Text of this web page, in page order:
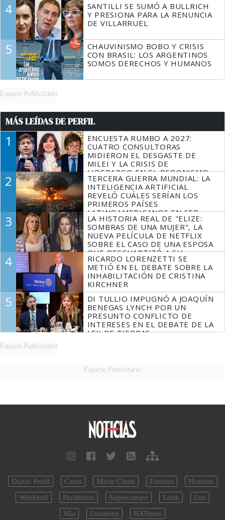
4
SANTILLI SE SUMÓ A BULLRICH
Y PRESIONA PARA LA RENUNCIA
DE VILLARRUEL
5
CHAUVINISMO BOBO Y CRISIS
CON BRASIL: LOS ARGENTINOS
SOMOS DERECHOS Y HUMANOS
Espacio Publicitario
MÁS LEÍDAS DE PERFIL
1
ENCUESTA RUMBO A 2027:
CUATRO CONSULTORAS
MIDIERON EL DESGASTE DE
MILEI Y LA CRISIS DE
LIDERAZGO EN EL PERONISMO
2
TERCERA GUERRA MUNDIAL: LA
INTELIGENCIA ARTIFICIAL
REVELÓ CUÁLES SERÍAN LOS
PRIMEROS PAÍSES
LATINOAMERICANOS EN SER
DERROTADOS
3
LA HISTORIA REAL DE "ELIZE:
SOMBRAS DE UNA MUJER", LA
NUEVA PELÍCULA DE NETFLIX
SOBRE EL CASO DE UNA ESPOSA
QUE DESCUARTIZÓ A SU
MARIDO
4
RICARDO LORENZETTI SE
METIÓ EN EL DEBATE SOBRE LA
INHABILITACIÓN DE CRISTINA
KIRCHNER
5
DI TULLIO IMPUGNÓ A JOAQUÍN
BENEGAS LYNCH POR UN
PRESUNTO CONFLICTO DE
INTERESES EN EL DEBATE DE LA
LEY DE TIERRAS
Espacio Publicitario
Espacio Publicitario
Diario Perfil Caras Marie Claire Fortuna
Hombre
Weekend
Parabrisas Supercampo Look
Luz
Mía
Lunateen BATimes